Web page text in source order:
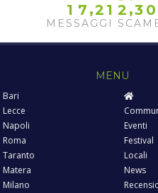
1 7 ,2 1 2 ,3 0
MESSAGGI
Bari
Lecce
Napoli
Roma
Taranto
Matera
Milano
MENU
Eventi
Festival
Locali
News